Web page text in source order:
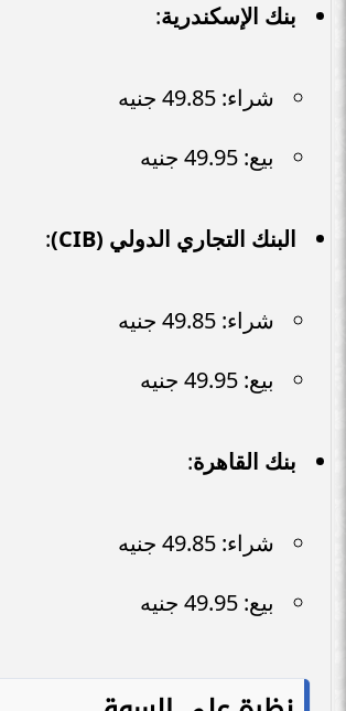
بنك الإسكندرية:
شراء: 49.85 جنيه
بيع: 49.95 جنيه
البنك التجاري الدولي (CIB) :
شراء: 49.85 جنيه
بيع: 49.95 جنيه
بنك القاهرة:
شراء: 49.85 جنيه
بيع: 49.95 جنيه